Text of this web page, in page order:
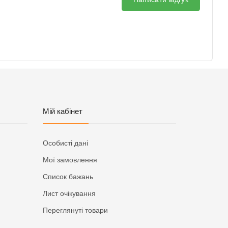
Мій кабінет
Особисті дані
Мої замовлення
Список бажань
Лист очікування
Переглянуті товари